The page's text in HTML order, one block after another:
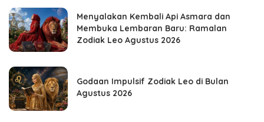
Menyalakan Kembali Api Asmara dan
Membuka Lembaran Baru: Ramalan
Zodiak Leo Agustus 2026
Godaan Impulsif Zodiak Leo di Bulan
Agustus 2026